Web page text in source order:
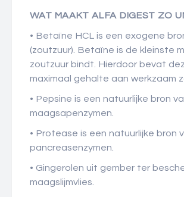
WAT MAAKT ALFA DIGEST ZO
• Betaïne HCL is een exogene
(zoutzuur). Betaïne is de kleinste
zoutzuur bindt. Hierdoor bevat
maximaal gehalte aan werkzaam
• Pepsine is een natuurlijke bron
maagsapenzymen.
• Protease is een natuurlijke bron
pancreasenzymen.
• Gingerolen uit gember ter
maagslijmvlies.